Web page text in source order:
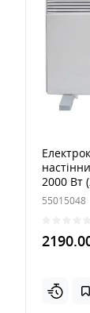
2000 Вт
55015048